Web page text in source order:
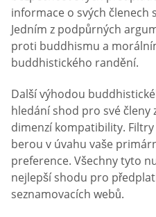
informace o svých členech
Jedním z podpůrných
proti buddhismu a
buddhistického randění.
Další výhodou
hledání shod pro své členy
dimenzí kompatibility.
berou v úvahu vaše
preference. Všechny tyto
nejlepší shodu pro
seznamovacích webů.